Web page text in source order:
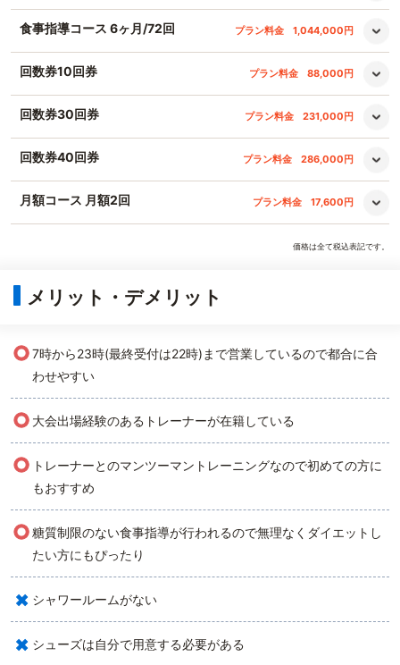
食事指導コース 6ヶ月/72回 プラン料金 1,044,000円
回数券10回券 プラン料金 88,000円
回数券30回券 プラン料金 231,000円
回数券40回券 プラン料金 286,000円
月額コース 月額2回 プラン料金 17,600円
価格は全て税込表記です。
メリット・デメリット
○7時から23時(最終受付は22時)まで営業しているので都合に合
わせやすい
○ 大会出場経験のあるトレーナーが在籍している
○ トレーナーとのマンツーマントレーニングなので初めての方に
もおすすめ
○糖質制限のない食事指導が行われるので無理なくダイエットし
たい方にもぴったり
× シャワールームがない
× シューズは自分で用意する必要がある